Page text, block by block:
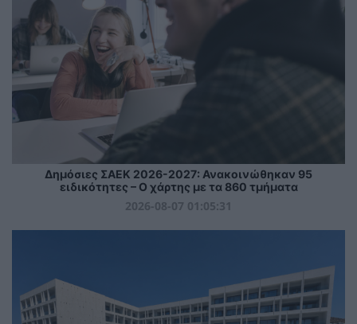
Δημόσιες ΣΑΕΚ 2026-2027: Ανακοινώθηκαν 95
ειδικότητες – Ο χάρτης με τα 860 τμήματα
2026-08-07 01:05:31